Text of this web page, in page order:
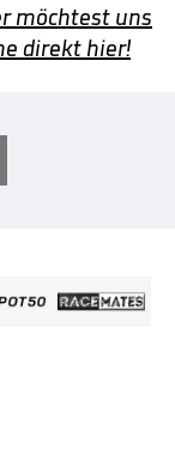
möchtest uns
direkt hier!